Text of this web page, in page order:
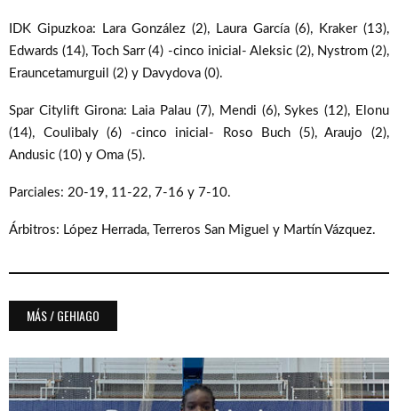
IDK Gipuzkoa: Lara González (2), Laura García (6), Kraker (13),
Edwards (14), Toch Sarr (4) -cinco inicial- Aleksic (2), Nystrom (2),
Erauncetamurguil (2) y Davydova (0).
Spar Citylift Girona: Laia Palau (7), Mendi (6), Sykes (12), Elonu
(14), Coulibaly (6) -cinco inicial- Roso Buch (5), Araujo (2),
Andusic (10) y Oma (5).
Parciales: 20-19, 11-22, 7-16 y 7-10.
Árbitros: López Herrada, Terreros San Miguel y Martín Vázquez.
MÁS / GEHIAGO